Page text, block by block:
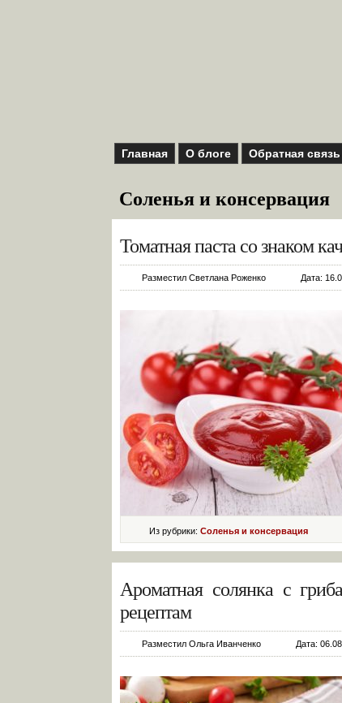
Главная О блоге Обратная связь
Соленья и консервация
Томатная паста со знаком
Разместил Светлана Роженко Дата:
Из рубрики: Соленья и консервация
Ароматная солянка с
рецептам
Разместил Ольга Иванченко Дата: